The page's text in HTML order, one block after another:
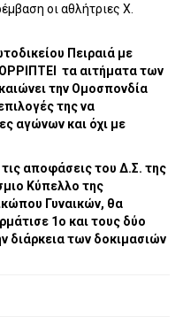
οι αθλήτριες Χ.
Πειραιά με
τα αιτήματα των
την Ομοσπονδία
της να
αγώνων και όχι με
αποφάσεις του Δ.Σ. της
Κύπελλο της
Γυναικών, θα
1ο και τους δύο
διάρκεια των δοκιμασιών